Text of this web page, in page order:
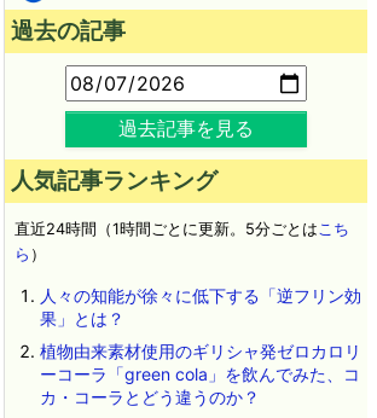
過去の記事
過去記事を見る
人気記事ランキング
直近24時間（1時間ごとに更新。5分ごとはこち
ら ）
人々の知能が徐々に低下する「逆フリン効
果」とは？
植物由来素材使用のギリシャ発ゼロカロリ
ーコーラ「green cola」を飲んでみた、コ
カ・コーラとどう違うのか？